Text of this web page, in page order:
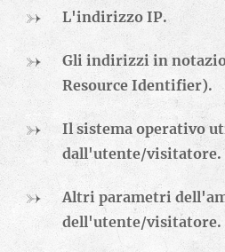
L'indirizzo IP.
Gli indirizzi in
Resource Identifier).
Il sistema operativo
dall'utente/visitatore.
Altri parametri
dell'utente/visitatore.